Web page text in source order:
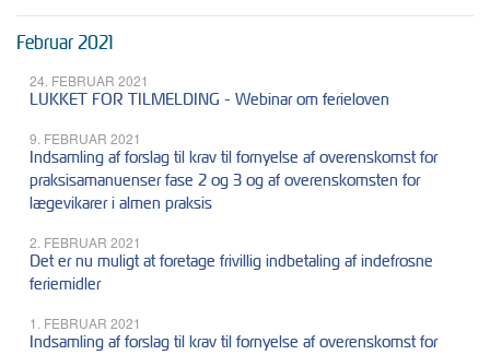
Februar 2021
24. FEBRUAR 2021
LUKKET FOR TILMELDING - Webinar om ferieloven
9. FEBRUAR 2021
Indsamling af forslag til krav til fornyelse af overenskomst for
praksisamanuenser fase 2 og 3 og af overenskomsten for
lægevikarer i almen praksis
2. FEBRUAR 2021
Det er nu muligt at foretage frivillig indbetaling af indefrosne
feriemidler
1. FEBRUAR 2021
Indsamling af forslag til krav til fornyelse af overenskomst for